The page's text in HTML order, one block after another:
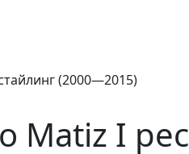
(2000—2015)
Matiz I